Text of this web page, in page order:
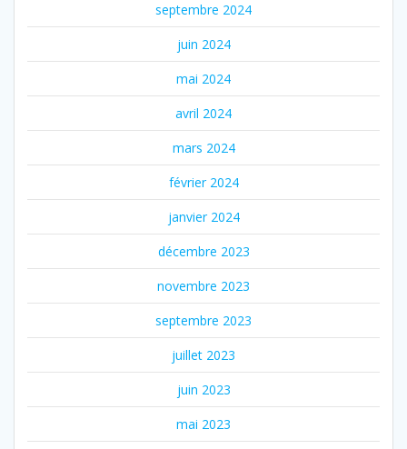
septembre 2024
juin 2024
mai 2024
avril 2024
mars 2024
février 2024
janvier 2024
décembre 2023
novembre 2023
septembre 2023
juillet 2023
juin 2023
mai 2023